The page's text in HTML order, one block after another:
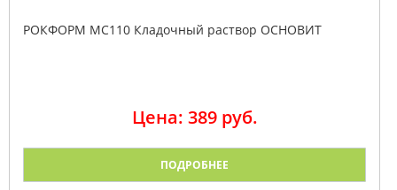
РОКФОРМ MC110 Кладочный раствор ОСНОВИТ
Цена: 389 руб.
ПОДРОБНЕЕ